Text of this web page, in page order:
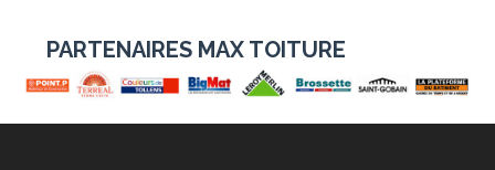
PARTENAIRES MAX TOITURE